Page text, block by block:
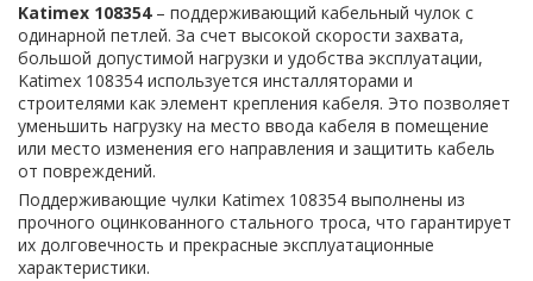
Katimex 108354– поддерживающий кабельный чулок с
одинарной петлей. За счет высокой скорости захвата,
большой допустимой нагрузки и удобства эксплуатации,
Katimex 108354 используется инсталляторами и
строителями как элемент крепления кабеля. Это позволяет
уменьшить нагрузку на место ввода кабеля в помещение
или место изменения его направления и защитить кабель
от повреждений.
Поддерживающие чулки Katimex 108354 выполнены из
прочного оцинкованного стального троса, что гарантирует
их долговечность и прекрасные эксплуатационные
характеристики.